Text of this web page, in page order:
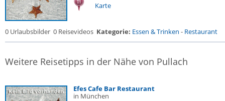
Karte
0 Urlaubsbilder 0 Reisevideos Kategorie: Essen & Trinken - Restaurant
Weitere Reisetipps in der Nähe von Pullach
Efes Cafe Bar Restaurant
in München